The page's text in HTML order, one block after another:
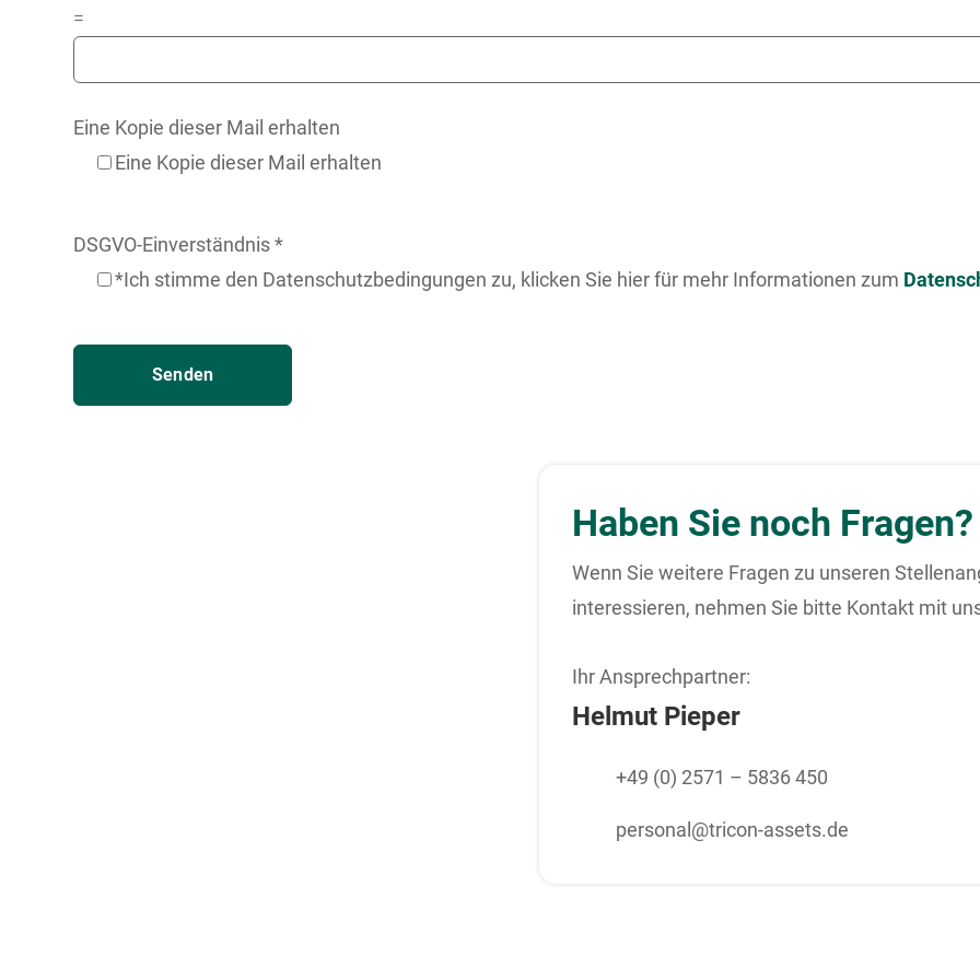
=
Eine Kopie dieser Mail erhalten
Eine Kopie dieser Mail erhalten
DSGVO-Einverständnis*
*Ich stimme den Datenschutzbedingungen zu, klicken Sie hier für mehr Informationen zum
Senden
Haben Sie noch Fragen?
Wenn Sie weitere Fragen zu unseren
interessieren, nehmen Sie bitte Kontakt mit
Ihr Ansprechpartner:
Helmut Pieper
+49 (0) 2571 – 5836 450
personal@tricon-assets.de